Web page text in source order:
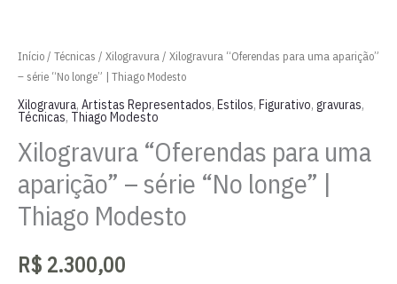
Início/ Técnicas / Xilogravura/ Xilogravura “Oferendas para uma aparição”
– série “No longe” | Thiago Modesto
Xilogravura, Artistas Representados, Estilos, Figurativo, gravuras,
Técnicas, Thiago Modesto
Xilogravura “Oferendas para uma
aparição” – série “No longe” |
Thiago Modesto
R$ 2.300,00